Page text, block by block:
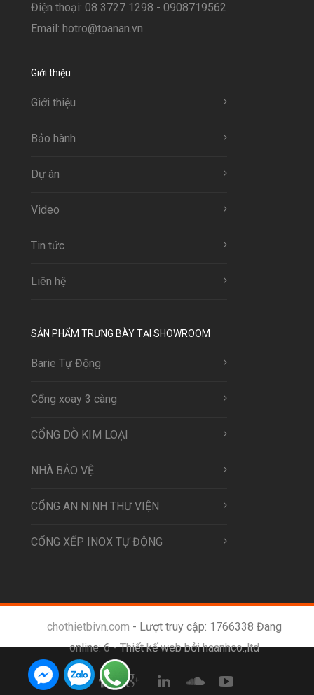
Điện thoại: 08 3727 1298 - 0908719562
Email: hotro@toanan.vn
Giới thiệu
Giới thiệu
Bảo hành
Dự án
Video
Tin tức
Liên hệ
SẢN PHẨM TRƯNG BÀY TẠI SHOWROOM
Barie Tự Động
Cổng xoay 3 càng
CỔNG DÒ KIM LOẠI
NHÀ BẢO VỆ
CỔNG AN NINH THƯ VIỆN
CỔNG XẾP INOX TỰ ĐỘNG
chothietbivn.com - Lượt truy cập: 1766338 Đang
online: 6 -Thiết kế web bởi haanhco.,ltd